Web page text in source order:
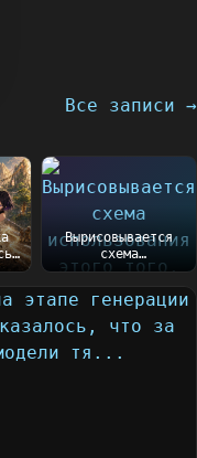
Все записи →
Вырисовывается
схема
использования
этого того, что
пишу сейчас....